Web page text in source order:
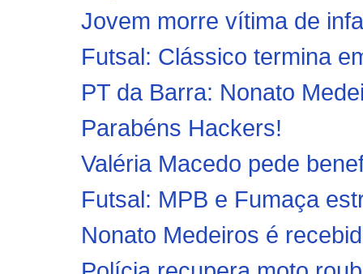
Jovem morre vítima de
Futsal: Clássico termina
PT da Barra: Nonato
Parabéns Hackers!
Valéria Macedo pede
Futsal: MPB e Fumaça
Nonato Medeiros é